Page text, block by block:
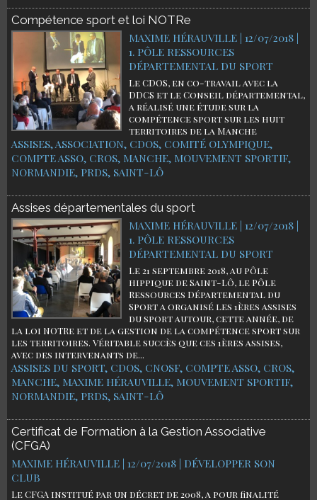
Compétence sport et loi NOTRe
MAXIME HÉRAUVILLE | 12/07/2018 |
1. PÔLE RESSOURCES
DÉPARTEMENTAL DU SPORT
Le CDOS, en co-travail avec la
DDCS et le Conseil départemental,
a réalisé une étude sur la
compétence sport sur les huit
territoires de la Manche
ASSISES,ASSOCIATION, CDOS, COMITÉ OLYMPIQUE,
COMPTE ASSO, CROS, MANCHE, MOUVEMENT SPORTIF,
NORMANDIE, PRDS, SAINT-LÔ
Assises départementales du sport
MAXIME HÉRAUVILLE | 12/07/2018 |
1. PÔLE RESSOURCES
DÉPARTEMENTAL DU SPORT
Le 21 septembre 2018, au pôle
hippique de Saint-Lô, le Pôle
Ressources Départemental du
Sport a organisé les 1ères assises
du sport autour, cette année, de
la loi NOTRe et de la gestion de la compétence sport sur
les territoires. Véritable succès que ces 1ères assises,
avec des intervenants de...
ASSISES DU SPORT, CDOS, CNOSF, COMPTE ASSO, CROS,
MANCHE, MAXIME HÉRAUVILLE, MOUVEMENT SPORTIF,
NORMANDIE, PRDS, SAINT-LÔ
Certificat de Formation à la Gestion Associative
(CFGA)
MAXIME HÉRAUVILLE | 12/07/2018 | DÉVELOPPER SON
CLUB
Le CFGA institué par un décret de 2008, a pour finalité